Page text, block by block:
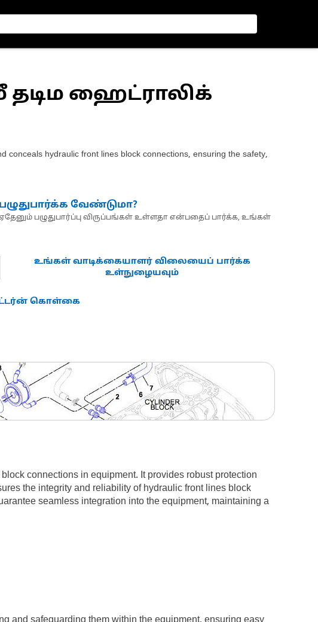
தடிம ஹைட்ராலிக்
conceals hydraulic front lines block connections, ensuring the safety,
வேண்டுமா?
பழுதுபார்ப்பு விருப்பங்கள் உள்ளதா என்பதைப் பார்க்க, உங்கள்
உங்கள் வாடிக்கையாளர் விலையைப் பார்க்க
உள்நுழையவும்
கொள்கை
connections in equipment. It provides robust protection
the integrity and reliability of hydraulic front lines block
seamless integration into the equipment, maintaining a